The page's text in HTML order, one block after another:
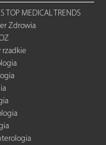
TOP MEDICAL TRENDS
Zdrowia
rzadkie